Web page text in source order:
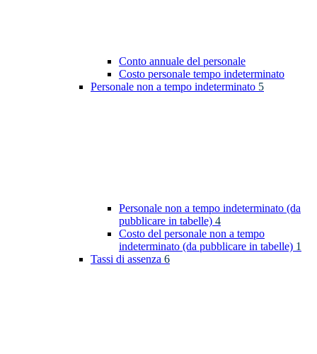
Conto annuale del personale
Costo personale tempo indeterminato
Personale non a tempo indeterminato 5
Personale non a tempo indeterminato (da
pubblicare in tabelle) 4
Costo del personale non a tempo
indeterminato (da pubblicare in tabelle) 1
Tassi di assenza 6